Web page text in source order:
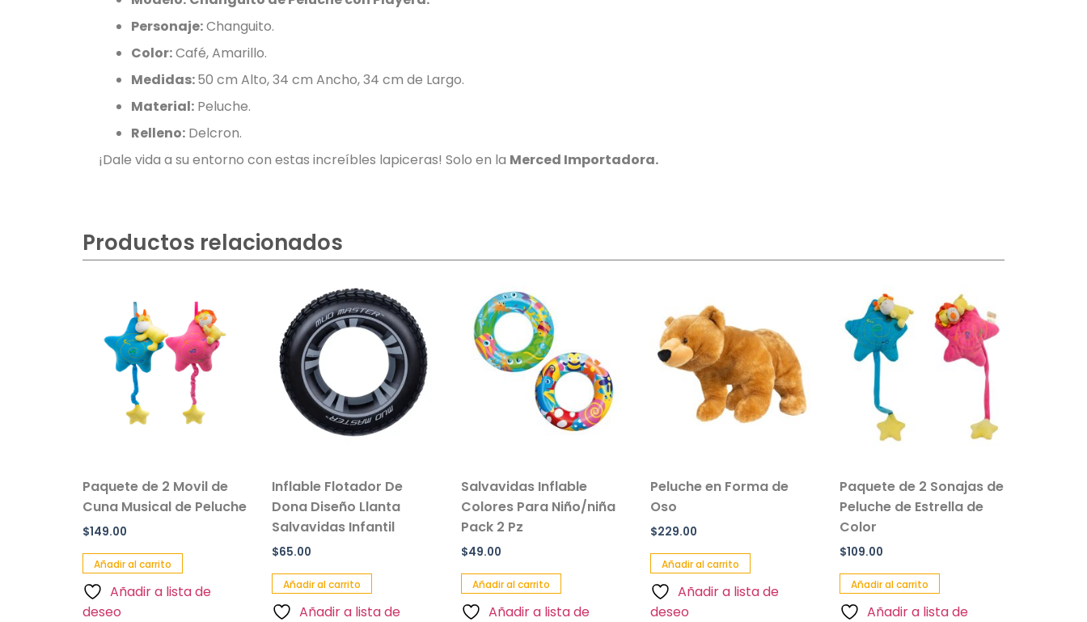
Personaje:Changuito.
Color:Café, Amarillo.
Medidas:50 cm Alto, 34 cm Ancho, 34 cm de Largo.
Material: Peluche.
Relleno: Delcron.
¡Dale vida a su entorno con estas increíbles lapiceras! Solo en la Merced Importadora.
Productos relacionados
Paquete de 2 Movil de
Cuna Musical de Peluche
$149.00
Añadir al carrito
Añadir a lista de
deseo
Inflable Flotador De
Dona Diseño Llanta
Salvavidas Infantil
$65.00
Añadir al carrito
Añadir a lista de
Salvavidas Inflable
Colores Para Niño/niña
Pack 2 Pz
$49.00
Añadir al carrito
Añadir a lista de
Peluche en Forma de
Oso
$229.00
Añadir al carrito
Añadir a lista de
deseo
Paquete de 2 Sonajas de
Peluche de Estrella de
Color
$109.00
Añadir al carrito
Añadir a lista de